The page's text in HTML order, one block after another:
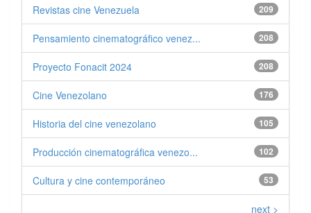
209
Revistas cine Venezuela
208
Pensamiento cinematográfico venez...
208
Proyecto Fonacit 2024
176
Cine Venezolano
105
Historia del cine venezolano
102
Producción cinematográfica venezo...
53
Cultura y cine contemporáneo
next >